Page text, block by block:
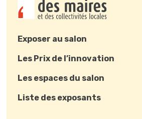
Exposer au salon
Les Prix de l’innovation
Les espaces du salon
Liste des exposants